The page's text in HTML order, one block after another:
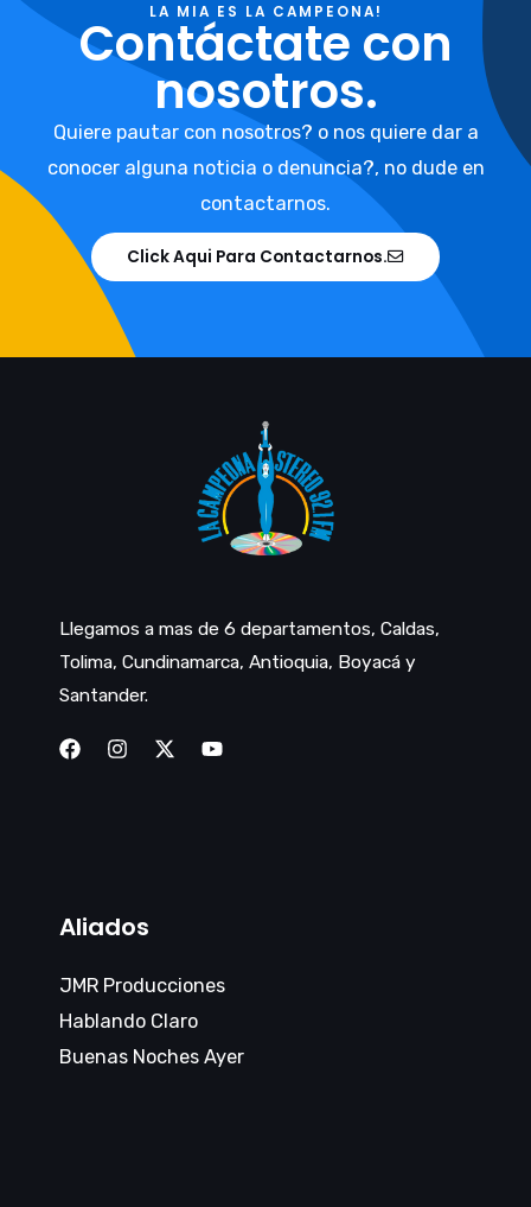
LA MIA ES LA CAMPEONA!
Contáctate con
nosotros.
Quiere pautar con nosotros? o nos quiere dar a
conocer alguna noticia o denuncia?, no dude en
contactarnos.
Click Aqui Para Contactarnos.
Llegamos a mas de 6 departamentos, Caldas,
Tolima, Cundinamarca, Antioquia, Boyacá y
Santander.
Aliados
JMR Producciones
Hablando Claro
Buenas Noches Ayer